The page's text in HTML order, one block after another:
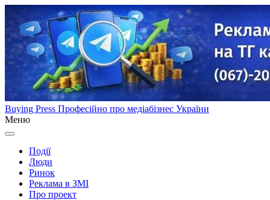
Buying Press Професійно про медіабізнес України
Меню
Події
Люди
Ринок
Реклама в ЗМІ
Про проект